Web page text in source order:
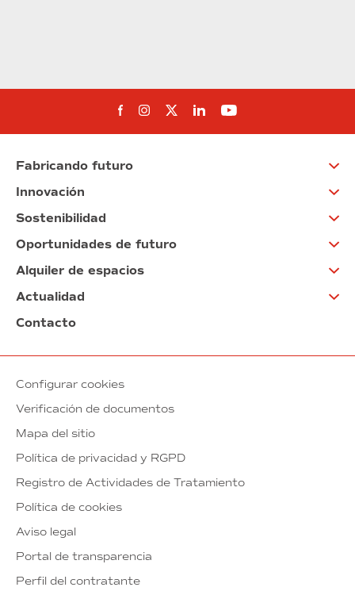
Síguenos en Facebook
Síguenos en Instagram
Síguenos en Twitter
Síguenos en Linkedin
Síguenos en
Fabricando futuro
Innovación
Sostenibilidad
Oportunidades de futuro
Alquiler de espacios
Actualidad
Contacto
Configurar cookies
Verificación de documentos
Mapa del sitio
Política de privacidad y RGPD
Registro de Actividades de Tratamiento
Política de cookies
Aviso legal
Portal de transparencia
Perfil del contratante